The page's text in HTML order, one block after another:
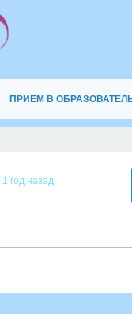
ПРИЕМ В
1 год назад